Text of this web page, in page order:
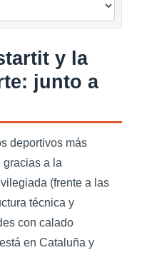
y la
junto a
deportivos más
gracias a la
(frente a las
técnica y
con calado
en Cataluña y